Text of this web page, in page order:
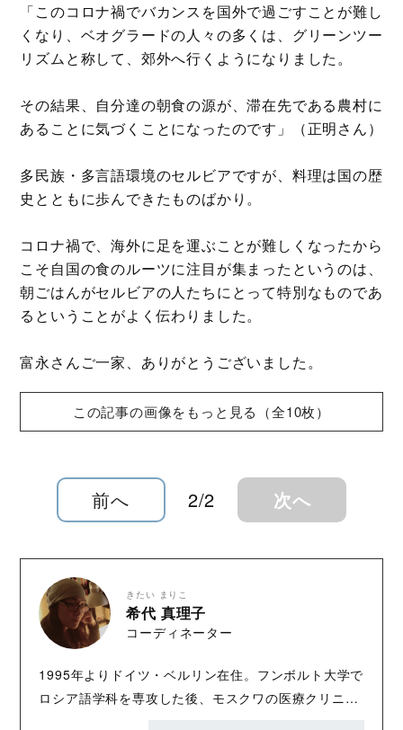
「このコロナ禍でバカンスを国外で過ごすことが難し
くなり、ベオグラードの人々の多くは、グリーンツー
リズムと称して、郊外へ行くようになりました。
その結果、自分達の朝食の源が、滞在先である農村に
あることに気づくことになったのです」（正明さん）
多民族・多言語環境のセルビアですが、料理は国の歴
史とともに歩んできたものばかり。
コロナ禍で、海外に足を運ぶことが難しくなったから
こそ自国の食のルーツに注目が集まったというのは、
朝ごはんがセルビアの人たちにとって特別なものであ
るということがよく伝わりました。
富永さんご一家、ありがとうございました。
この記事の画像をもっと見る（全10枚）
前へ 2/2 次へ
きたい まりこ
希代 真理子
コーディネーター
1995年よりドイツ・ベルリン在住。フンボルト大学で
ロシア語学科を専攻した後、モスクワの医療クリニッ